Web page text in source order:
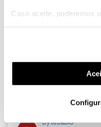
Caso aceite, poderemos
funcionalidades (cookies
funcionalidade) e
(cookies de publicidade
utilização dos cookies
Hall of Fame
17 soluções
ByteSábio